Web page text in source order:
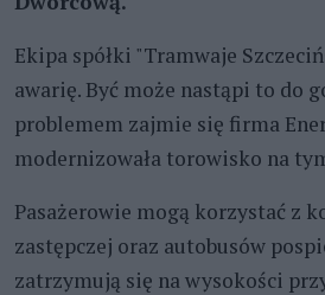
Ekipa spółki "Tramwaje
awarię. Być może nastąpi to do
problemem zajmie się firma
modernizowała torowisko na
Pasażerowie mogą korzystać z
zastępczej oraz autobusów
zatrzymują się na wysokości